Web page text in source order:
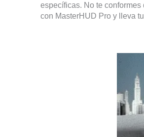
específicas. No te
con MasterHUD Pro y lleva